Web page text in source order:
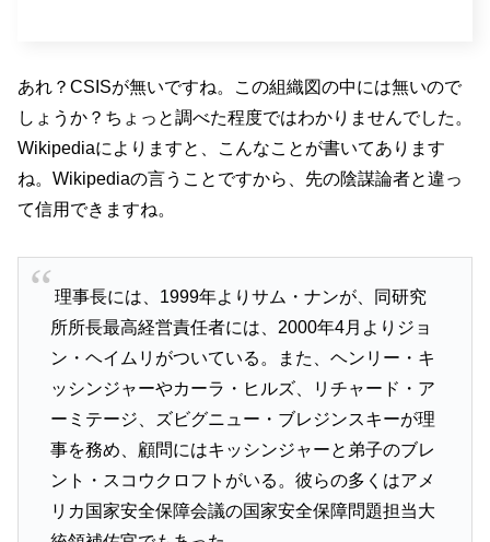
あれ？CSISが無いですね。この組織図の中には無いので
しょうか？ちょっと調べた程度ではわかりませんでした。
Wikipediaによりますと、こんなことが書いてあります
ね。Wikipediaの言うことですから、先の陰謀論者と違っ
て信用できますね。
理事長には、1999年よりサム・ナンが、同研究
所所長最高経営責任者には、2000年4月よりジョ
ン・ヘイムリがついている。また、ヘンリー・キ
ッシンジャーやカーラ・ヒルズ、リチャード・ア
ーミテージ、ズビグニュー・ブレジンスキーが理
事を務め、顧問にはキッシンジャーと弟子のブレ
ント・スコウクロフトがいる。彼らの多くはアメ
リカ国家安全保障会議の国家安全保障問題担当大